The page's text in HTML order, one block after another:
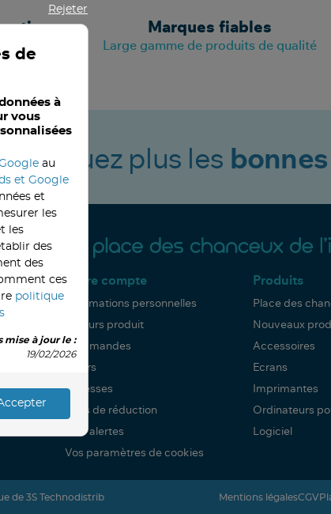
2000
Marques fiables
Large gamme de produits de qualité
plus les
Votre compte
Informations personnelles
Retours produit
Commandes
Avoirs
Adresses
Bons de réduction
Mes alertes
Vos paramètres de cookies
Produits
Place des
Nouveaux
Accessoires
Ecrans
Imprimantes
Ordinateurs
Logiciel
de 3S Technodistrib Mentions légalesCGV
Rejeter
de
à
vous
au
et Google
et
les
les
des
des
ces
politique
mise à jour le :
19/02/2026